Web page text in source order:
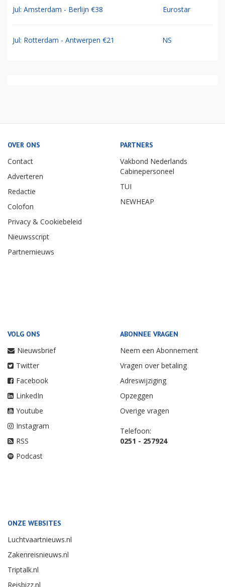
Jul: Amsterdam - Berlijn €38 Eurostar
Jul: Rotterdam - Antwerpen €21 NS
OVER ONS
Contact
Adverteren
Redactie
Colofon
Privacy & Cookiebeleid
Nieuwsscript
Partnernieuws
PARTNERS
Vakbond Nederlands
Cabinepersoneel
TUI
NEWHEAP
VOLG ONS
Nieuwsbrief
Twitter
Facebook
LinkedIn
Youtube
Instagram
RSS
Podcast
ABONNEE VRAGEN
Neem een Abonnement
Vragen over betaling
Adreswijziging
Opzeggen
Overige vragen
Telefoon:
0251 - 257924
ONZE WEBSITES
Luchtvaartnieuws.nl
Zakenreisnieuws.nl
Triptalk.nl
Reisbizz.nl